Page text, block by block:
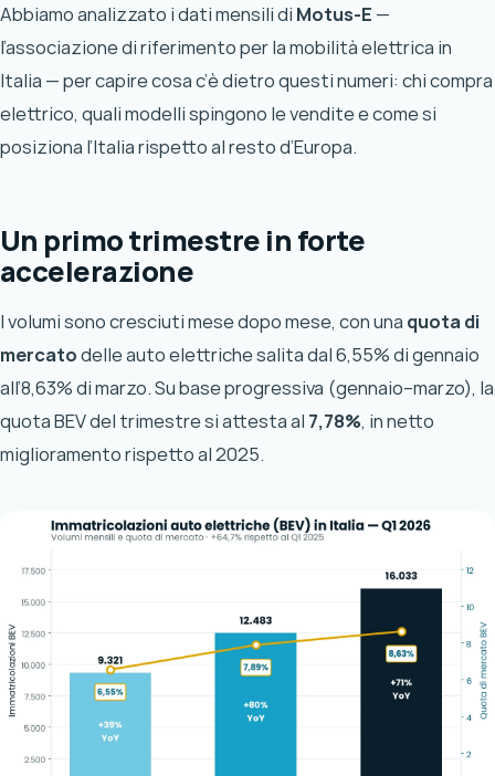
Abbiamo analizzato i dati mensili di Motus-E —
l’associazione di riferimento per la mobilità elettrica in
Italia — per capire cosa c’è dietro questi numeri: chi compra
elettrico, quali modelli spingono le vendite e come si
posiziona l’Italia rispetto al resto d’Europa.
Un primo trimestre in forte
accelerazione
I volumi sono cresciuti mese dopo mese, con una quota di
mercatodelle auto elettriche salita dal 6,55% di gennaio
all’8,63% di marzo. Su base progressiva (gennaio–marzo), la
quota BEV del trimestre si attesta al 7,78%, in netto
miglioramento rispetto al 2025.